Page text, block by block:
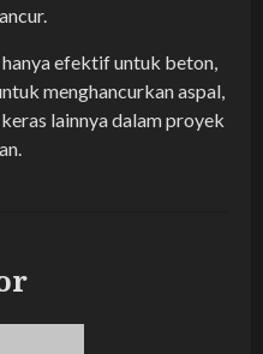
efektif untuk beton,
menghancurkan aspal,
lainnya dalam proyek